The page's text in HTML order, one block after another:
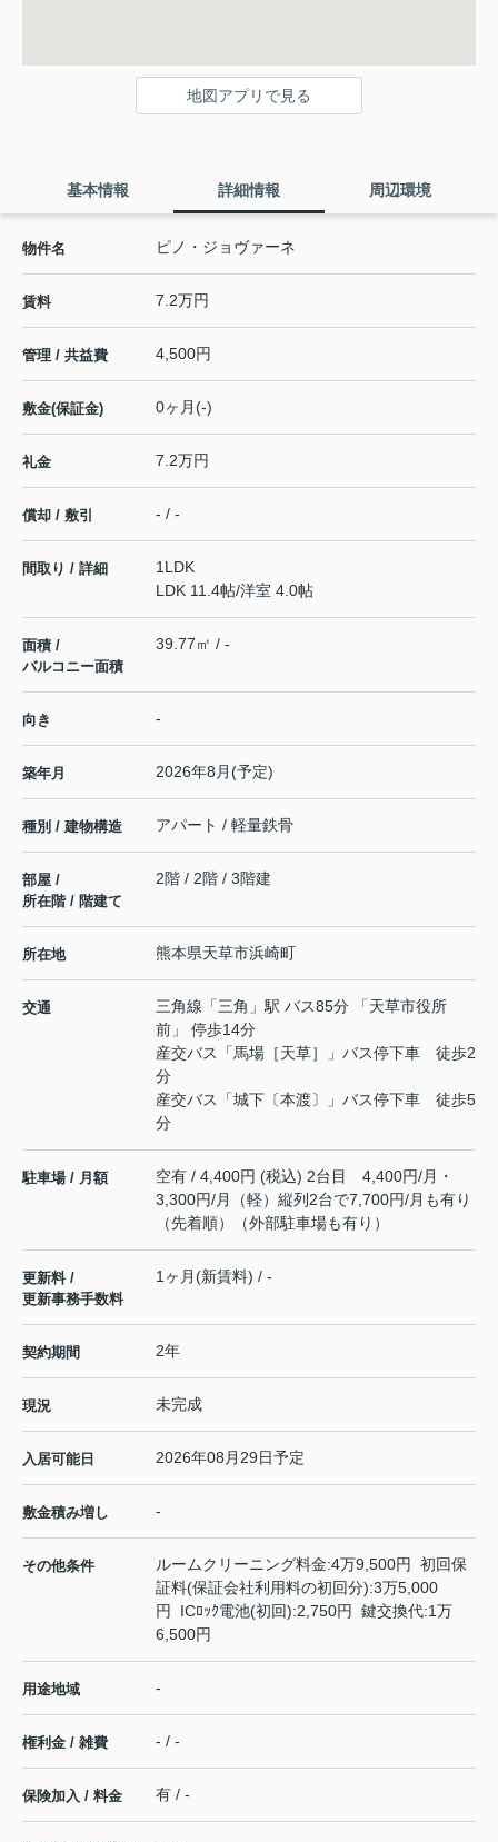
地図アプリで見る
基本情報 詳細情報 周辺環境
物件名 ピノ・ジョヴァーネ
賃料 7.2万円
管理 / 共益費 4,500円
敷金(保証金) 0ヶ月(-)
礼金 7.2万円
償却 / 敷引 - / -
間取り / 詳細
1LDK
LDK 11.4帖/洋室 4.0帖
面積 /
バルコニー面積
39.77㎡ / -
向き -
築年月 2026年8月(予定)
種別 / 建物構造 アパート / 軽量鉄骨
部屋 /
所在階 / 階建て
2階 / 2階 / 3階建
所在地 熊本県天草市浜崎町
交通 三角線 「三角 」駅 バス85分 「天草市役所
前」 停歩14分
産交バス「馬場［天草］」バス停下車 徒歩2
分
産交バス「城下〔本渡〕」バス停下車 徒歩5
分
駐車場 / 月額
空有 / 4,400円 (税込) 2台目 4,400円/月・
3,300円/月（軽）縦列2台で7,700円/月も有り
（先着順）（外部駐車場も有り）
更新料 /
更新事務手数料
1ヶ月(新賃料) / -
契約期間 2年
現況 未完成
入居可能日 2026年08月29日予定
敷金積み増し -
その他条件
ルームクリーニング料金:4万9,500円 初回保
証料(保証会社利用料の初回分):3万5,000
円 ICﾛｯｸ電池(初回):2,750円 鍵交換代:1万
6,500円
用途地域 -
権利金 / 雑費 - / -
保険加入 / 料金 有 / -